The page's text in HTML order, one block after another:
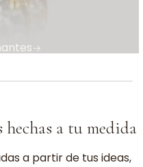
hechas a tu medida
a partir de tus ideas,